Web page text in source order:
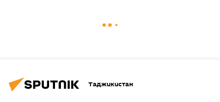
Таджикистан